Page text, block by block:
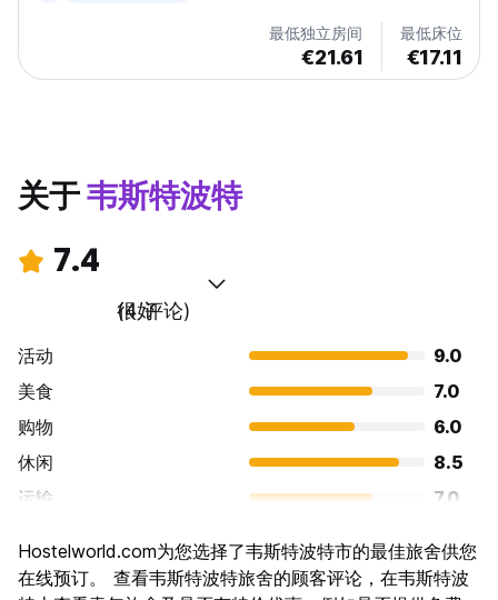
最低独立房间
€21.61
最低床位
€17.11
关于韦斯特波特
7.4
很好
(4 评论)
活动
9.0
美食
7.0
购物
6.0
休闲
8.5
运输
7.0
文化
7.5
Hostelworld.com为您选择了韦斯特波特市的最佳旅舍供您
在线预订。 查看韦斯特波特旅舍的顾客评论，在韦斯特波